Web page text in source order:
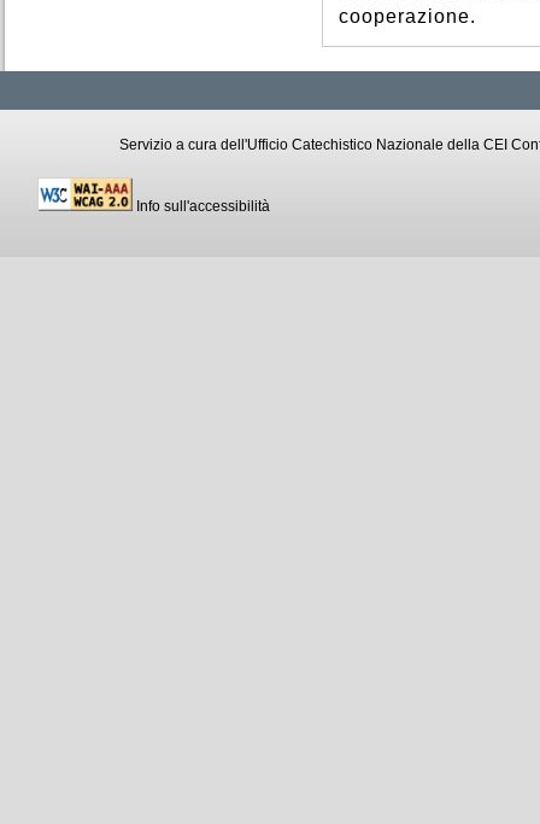
cooperazione.
Servizio a cura dell'Ufficio Catechistico Nazionale della CEI
Info sull'accessibilità